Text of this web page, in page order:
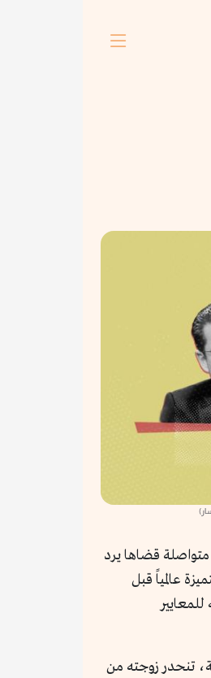
ساعات متواصلة قضاها يرد
عالمياً قبل
النبيلة، حيث ولد في ميونيخ عام 1971 ونشأ في قلعة بافارية، تنحدر زوجته من